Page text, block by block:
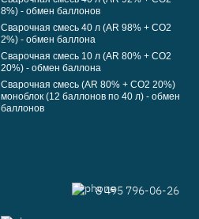
8%) - обмен баллонов
Сварочная смесь 40 л (AR 98% + CO2
2%) - обмен баллона
Сварочная смесь 10 л (AR 80% + CO2
20%) - обмен баллона
Сварочная смесь (AR 80% + CO2 20%)
моноблок (12 баллонов по 40 л) - обмен
баллонов
8 495 796-06-26